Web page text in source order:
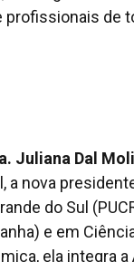
de
Juliana Dal
nova
do Sul
e em
ela integra